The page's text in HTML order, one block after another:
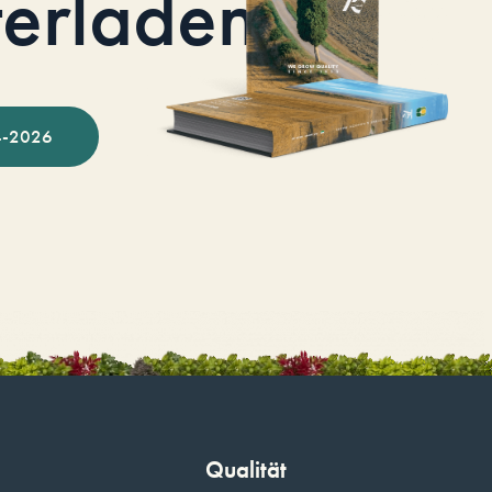
2026
Qualität